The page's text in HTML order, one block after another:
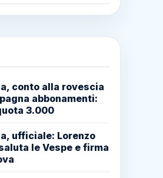
conto alla rovescia
abbonamenti:
3.000
ufficiale: Lorenzo
le Vespe e firma